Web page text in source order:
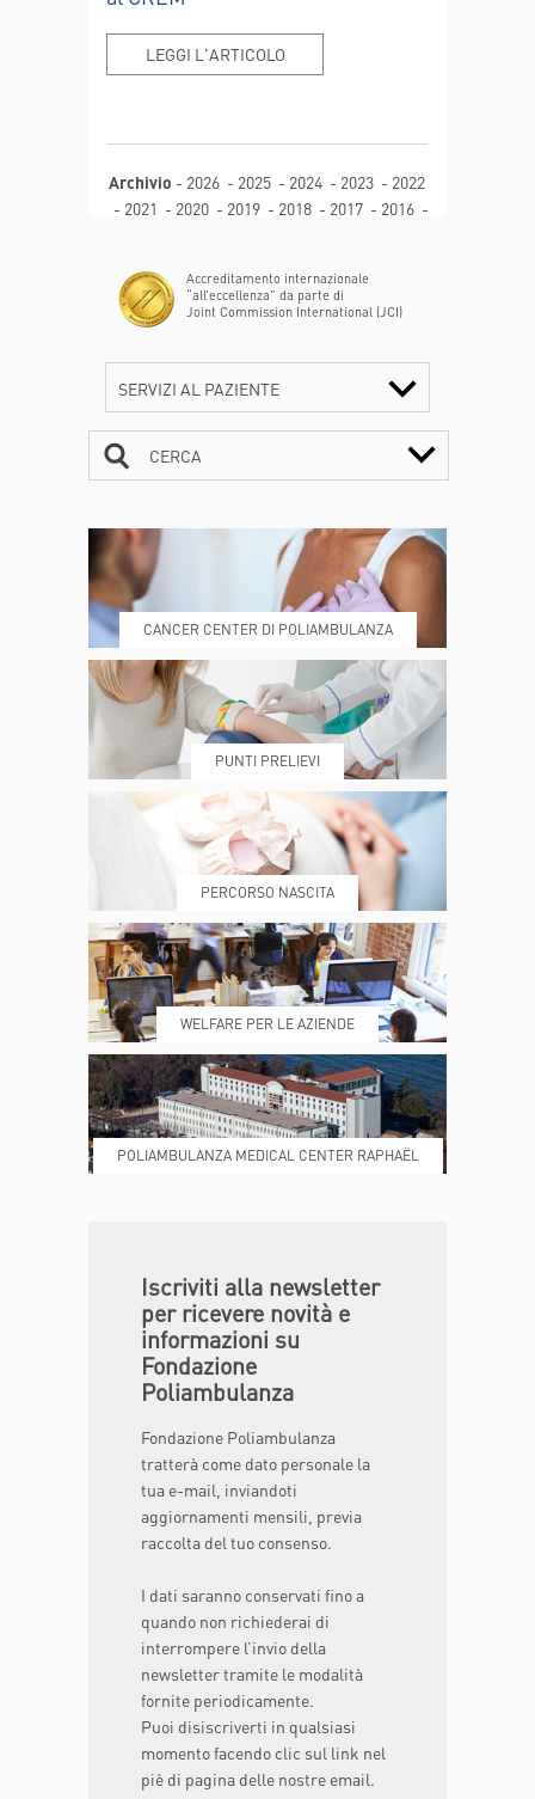
LEGGI L'ARTICOLO
GENNAIO FEBBRAIO MARZO
APRILE MAGGIO GIUGNO
LUGLIO SETTEMBRE
OTTOBRE NOVEMBRE DICEMBRE
CONFERMA
Archivio - 2026 - 2025 - 2024 - 2023 - 2022
- 2021 - 2020 - 2019 - 2018 - 2017 - 2016 -
Accreditamento internazionale
“all’eccellenza” da parte di
Joint Commission International (JCI)
SERVIZI AL PAZIENTE
DOVE SIAMO ESAMI E VISITE
PRENOTA MY POLI
REFERTI REPARTI
DONA ORA MAGAZINE
CERCA
CANCER CENTER DI POLIAMBULANZA
PUNTI PRELIEVI
PERCORSO NASCITA
WELFARE PER LE AZIENDE
POLIAMBULANZA MEDICAL CENTER RAPHAËL
Iscriviti alla newsletter
per ricevere novità e
informazioni su
Fondazione
Poliambulanza
Fondazione Poliambulanza
tratterà come dato personale la
tua e-mail, inviandoti
aggiornamenti mensili, previa
raccolta del tuo consenso.
I dati saranno conservati fino a
quando non richiederai di
interrompere l’invio della
newsletter tramite le modalità
fornite periodicamente.
Puoi disiscriverti in qualsiasi
momento facendo clic sul link nel
piè di pagina delle nostre email.